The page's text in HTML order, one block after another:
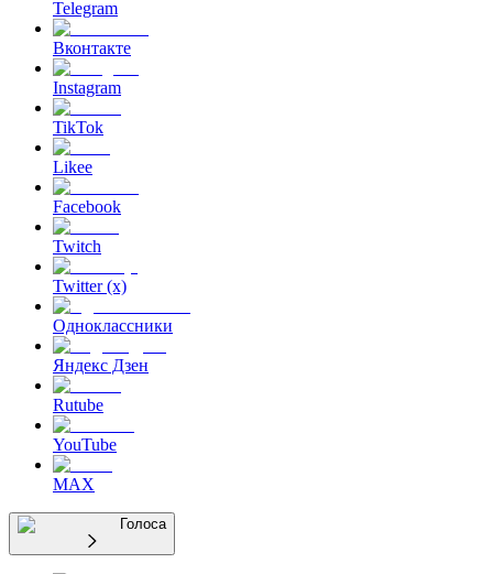
Telegram
Вконтакте
Instagram
TikTok
Likee
Facebook
Twitch
Twitter (x)
Одноклассники
Яндекс Дзен
Rutube
YouTube
MAX
Голоса